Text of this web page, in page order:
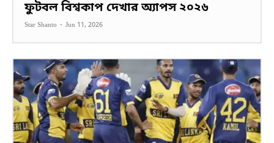
ফুটবল বিশ্বকাপ দেখার অ্যাপস ২০২৬
Star Shanto - Jun 11, 2026